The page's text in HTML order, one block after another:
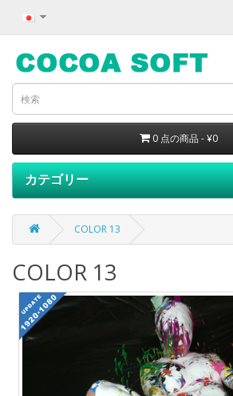
0 点の商品 - ¥0
カテゴリー
COLOR 13
COLOR 13